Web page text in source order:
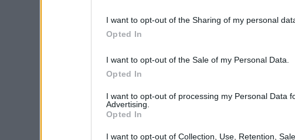
I want to opt-out of the Sharing of my personal
Opted In
I want to opt-out of the Sale of my Personal Data.
Opted In
I want to opt-out of processing my Personal Data
Advertising.
Opted In
I want to opt-out of Collection, Use, Retention,